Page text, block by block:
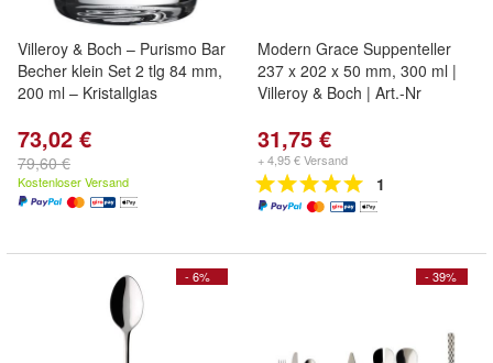
Villeroy & Boch – Purismo Bar
Becher klein Set 2 tlg 84 mm,
200 ml – Kristallglas
73,02 €
79,60 €
Kostenloser Versand
Modern Grace Suppenteller
237 x 202 x 50 mm, 300 ml |
Villeroy & Boch | Art.-Nr
31,75 €
+ 4,95 € Versand
1
- 6% - 39%